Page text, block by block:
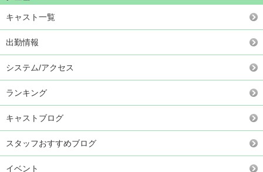
キャスト一覧
出勤情報
システム/アクセス
ランキング
キャストブログ
スタッフおすすめブログ
イベント